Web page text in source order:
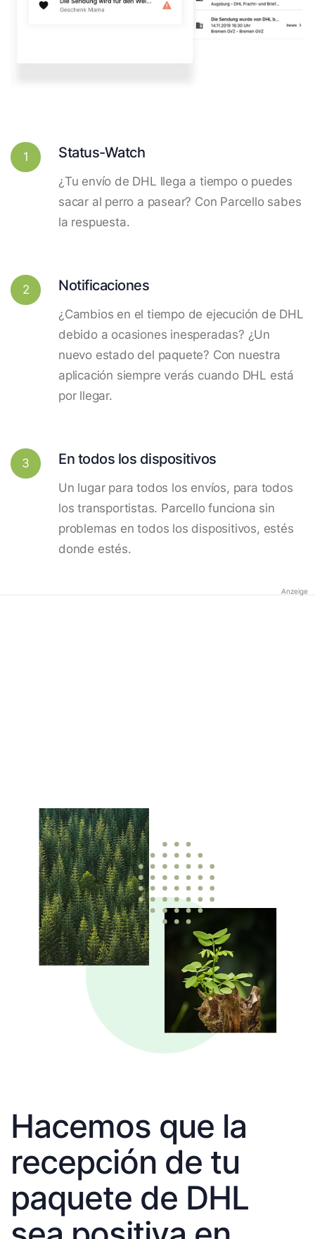
1 Status-Watch
¿Tu envío de DHL llega a tiempo o puedes
sacar al perro a pasear? Con Parcello sabes
la respuesta.
2 Notificaciones
¿Cambios en el tiempo de ejecución de DHL
debido a ocasiones inesperadas? ¿Un
nuevo estado del paquete? Con nuestra
aplicación siempre verás cuando DHL está
por llegar.
3 En todos los dispositivos
Un lugar para todos los envíos, para todos
los transportistas. Parcello funciona sin
problemas en todos los dispositivos, estés
donde estés.
Anzeige
Hacemos que la
recepción de tu
paquete de DHL